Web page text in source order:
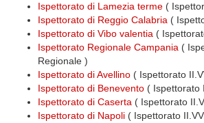
Ispettorato di Lamezia terme (
Ispettorato di Reggio Calabria (
Ispettorato di Vibo valentia (
Ispettorato Regionale Campania (
Regionale )
Ispettorato di Avellino ( Ispettorato
Ispettorato di Benevento ( Ispettorato
Ispettorato di Caserta ( Ispettorato
Ispettorato di Napoli ( Ispettorato